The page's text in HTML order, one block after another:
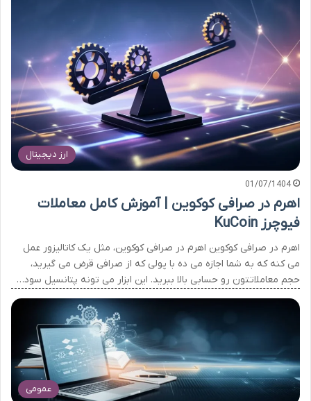
ارز دیجیتال
01/07/1404
اهرم در صرافی کوکوین | آموزش کامل معاملات
فیوچرز KuCoin
اهرم در صرافی کوکوین اهرم در صرافی کوکوین، مثل یک کاتالیزور عمل
می کنه که به شما اجازه می ده با پولی که از صرافی قرض می گیرید،
حجم معاملاتتون رو حسابی بالا ببرید. این ابزار می تونه پتانسیل سود…
عمومی